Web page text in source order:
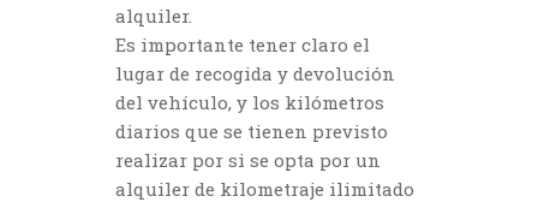
alquiler.
Es importante tener claro el
lugar de recogida y devolución
del vehículo, y los kilómetros
diarios que se tienen previsto
realizar por si se opta por un
alquiler de kilometraje ilimitado